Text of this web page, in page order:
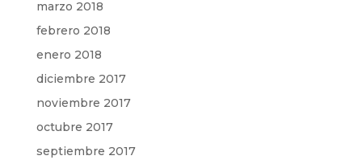
marzo 2018
febrero 2018
enero 2018
diciembre 2017
noviembre 2017
octubre 2017
septiembre 2017